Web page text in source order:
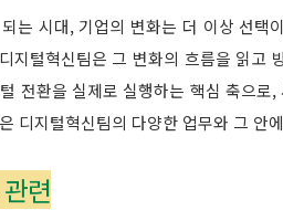
는 시대, 기업의 변화는 더 이상 선택
지털혁신팀은 그 변화의 흐름을 읽고
전환을 실제로 실행하는 핵심 축으
디지털혁신팀의 다양한 업무와 그
련